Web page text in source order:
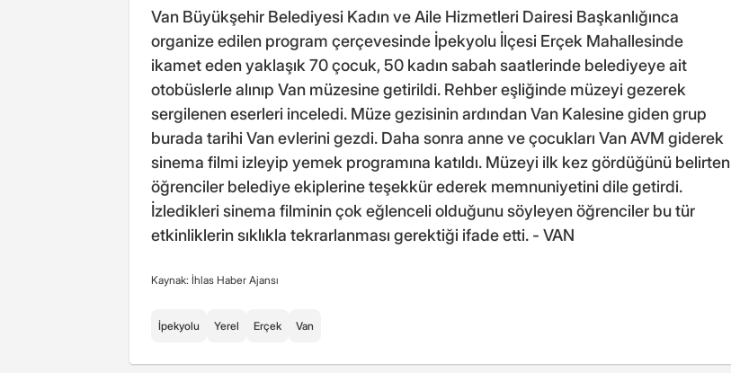
Van Büyükşehir Belediyesi Kadın ve Aile Hizmetleri Dairesi Başkanlığınca
organize edilen program çerçevesinde İpekyolu İlçesi Erçek Mahallesinde
ikamet eden yaklaşık 70 çocuk, 50 kadın sabah saatlerinde belediyeye ait
otobüslerle alınıp Van müzesine getirildi. Rehber eşliğinde müzeyi gezerek
sergilenen eserleri inceledi. Müze gezisinin ardından Van Kalesine giden grup
burada tarihi Van evlerini gezdi. Daha sonra anne ve çocukları Van AVM giderek
sinema filmi izleyip yemek programına katıldı. Müzeyi ilk kez gördüğünü belirten
öğrenciler belediye ekiplerine teşekkür ederek memnuniyetini dile getirdi.
İzledikleri sinema filminin çok eğlenceli olduğunu söyleyen öğrenciler bu tür
etkinliklerin sıklıkla tekrarlanması gerektiği ifade etti. - VAN
Kaynak: İhlas Haber Ajansı
İpekyolu Yerel Erçek Van